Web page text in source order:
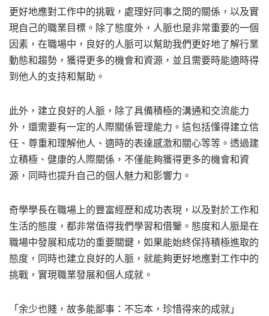
更好地應對工作中的挑戰，處理好同事之間的關係，以及實
現自己的職業目標。除了態度外，人脈也是非常重要的一個
因素，在職場中，良好的人脈可以幫助我們更好地了解行業
動態和趨勢，獲得更多的機會和資源，並且需要時能適時得
到他人的支持和幫助。
此外，建立良好的人脈，除了具備積極的溝通和交流能力
外，還需要有一定的人際關係管理能力。這包括懂得建立信
任、尊重和理解他人、適時的表達感激和關心等等。透過建
立積極、健康的人際關係，不僅能夠獲得更多的機會和資
源，同時也提升自己的個人魅力和影響力。
奇學學長在職場上的豐富經歷和成功表現，以及對於工作和
生活的態度，都非常值得我們學習和借鑒。態度和人脈是在
職場中發展和成功的重要關鍵，如果能始終保持積極進取的
態度，同時也建立良好的人脈，就能夠更好地應對工作中的
挑戰，實現職業發展和個人成就。
「余少也賤，故多能鄙事：不忘本，珍惜得來的成就」